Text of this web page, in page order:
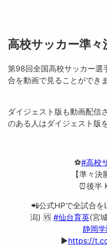
高校サッカー準
第98回全国高校サッカー選
合を動画で見ることができま
ダイジェスト版も動画配信
のある人はダイジェスト版
⚽️#高校
【準々
⏰後半
📲公式HPで全試合を
潟) 🆚 #仙台育英(宮
静岡
▶️https://